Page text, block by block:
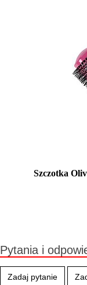
Szczotka
Pytania i
Zadaj pytanie